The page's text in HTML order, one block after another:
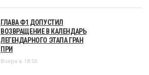
ГЛАВА Ф1 ДОПУСТИЛ
ВОЗВРАЩЕНИЕ В КАЛЕНДАРЬ
ЛЕГЕНДАРНОГО ЭТАПА ГРАН
ПРИ
Вчера в 18:55